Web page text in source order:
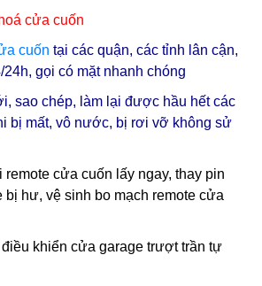
cửa cuốn
cuốn tại các quận, các tỉnh lân cận,
gọi có mặt nhanh chóng
sao chép, làm lại được hầu hết các
bị mất, vô nước, bị rơi vỡ không sử
cửa cuốn lấy ngay, thay pin
bị hư, vệ sinh bo mạch remote cửa
khiển cửa garage trượt trần tự